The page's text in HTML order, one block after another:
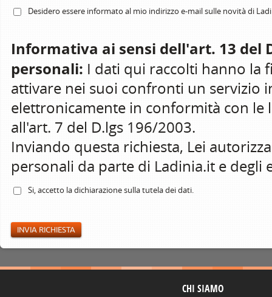
Desidero essere informato al mio indirizzo e-mail sulle novità di
Informativa ai sensi dell'art. 13 del
personali: I dati qui raccolti hanno la
attivare nei suoi confronti un servizio
elettronicamente in conformità con le
all'art. 7 del D.lgs 196/2003.
Inviando questa richiesta, Lei
personali da parte di Ladinia.it e degli
Si, accetto ladichiarazionesulla tutela dei dati.
CHI SIAMO